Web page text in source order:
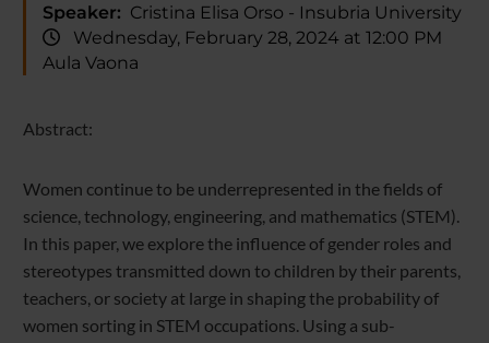
Speaker: Cristina Elisa Orso - Insubria University
Wednesday, February 28, 2024 at 12:00 PM
Aula Vaona
Abstract:
Women continue to be underrepresented in the fields of
science, technology, engineering, and mathematics (STEM).
In this paper, we explore the influence of gender roles and
stereotypes transmitted down to children by their parents,
teachers, or society at large in shaping the probability of
women sorting in STEM occupations. Using a sub-